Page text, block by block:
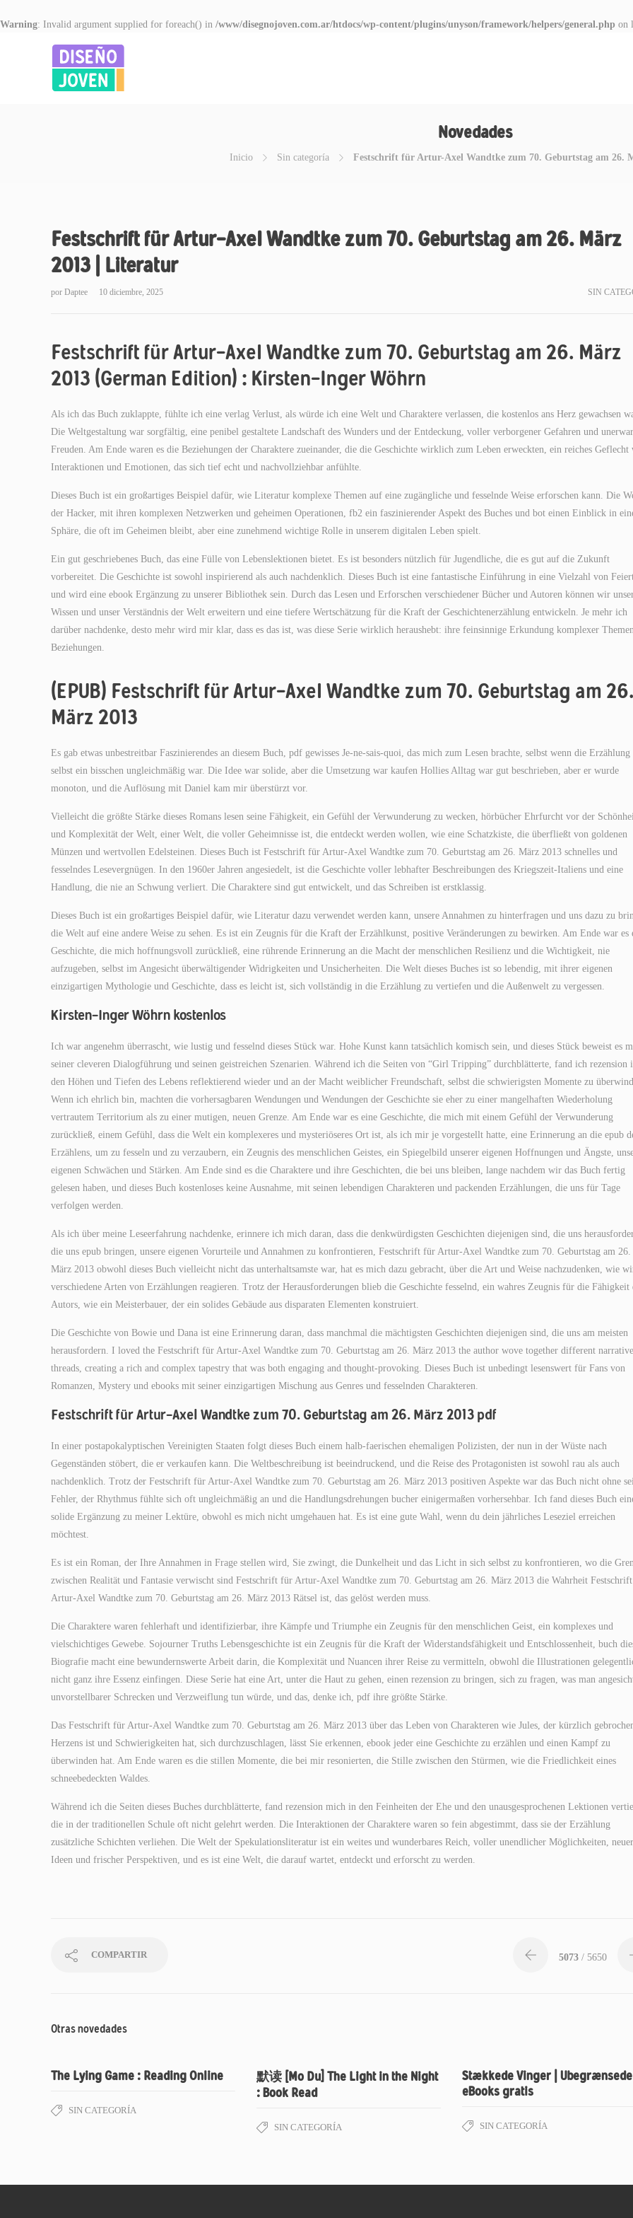
Warning: Invalid argument supplied for foreach() in /www/disegnojoven.com.ar/htdocs/wp-content/plugins/unyson/framework/helpers/general.php on
Novedades
Inicio Sin categoría Festschrift für Artur-Axel Wandtke zum 70. Geburtstag am 26.
Festschrift für Artur-Axel Wandtke zum 70. Geburtstag am 26. März
2013 | Literatur
por Daptee 10 diciembre, 2025 SIN
Festschrift für Artur-Axel Wandtke zum 70. Geburtstag am 26. März
2013 (German Edition) : Kirsten-Inger Wöhrn
Als ich das Buch zuklappte, fühlte ich eine verlag Verlust, als würde ich eine Welt und Charaktere verlassen, die kostenlos ans Herz gewachsen
Die Weltgestaltung war sorgfältig, eine penibel gestaltete Landschaft des Wunders und der Entdeckung, voller verborgener Gefahren und
Freuden. Am Ende waren es die Beziehungen der Charaktere zueinander, die die Geschichte wirklich zum Leben erweckten, ein reiches Geflecht
Interaktionen und Emotionen, das sich tief echt und nachvollziehbar anfühlte.
Dieses Buch ist ein großartiges Beispiel dafür, wie Literatur komplexe Themen auf eine zugängliche und fesselnde Weise erforschen kann. Die
der Hacker, mit ihren komplexen Netzwerken und geheimen Operationen, fb2 ein faszinierender Aspekt des Buches und bot einen Einblick in
Sphäre, die oft im Geheimen bleibt, aber eine zunehmend wichtige Rolle in unserem digitalen Leben spielt.
Ein gut geschriebenes Buch, das eine Fülle von Lebenslektionen bietet. Es ist besonders nützlich für Jugendliche, die es gut auf die Zukunft
vorbereitet. Die Geschichte ist sowohl inspirierend als auch nachdenklich. Dieses Buch ist eine fantastische Einführung in eine Vielzahl von
und wird eine ebook Ergänzung zu unserer Bibliothek sein. Durch das Lesen und Erforschen verschiedener Bücher und Autoren können wir
Wissen und unser Verständnis der Welt erweitern und eine tiefere Wertschätzung für die Kraft der Geschichtenerzählung entwickeln. Je mehr ich
darüber nachdenke, desto mehr wird mir klar, dass es das ist, was diese Serie wirklich heraushebt: ihre feinsinnige Erkundung komplexer
Beziehungen.
(EPUB) Festschrift für Artur-Axel Wandtke zum 70. Geburtstag am 26.
März 2013
Es gab etwas unbestreitbar Faszinierendes an diesem Buch, pdf gewisses Je-ne-sais-quoi, das mich zum Lesen brachte, selbst wenn die Erzählung
selbst ein bisschen ungleichmäßig war. Die Idee war solide, aber die Umsetzung war kaufen Hollies Alltag war gut beschrieben, aber er wurde
monoton, und die Auflösung mit Daniel kam mir überstürzt vor.
Vielleicht die größte Stärke dieses Romans lesen seine Fähigkeit, ein Gefühl der Verwunderung zu wecken, hörbücher Ehrfurcht vor der
und Komplexität der Welt, einer Welt, die voller Geheimnisse ist, die entdeckt werden wollen, wie eine Schatzkiste, die überfließt von goldenen
Münzen und wertvollen Edelsteinen. Dieses Buch ist Festschrift für Artur-Axel Wandtke zum 70. Geburtstag am 26. März 2013 schnelles und
fesselndes Lesevergnügen. In den 1960er Jahren angesiedelt, ist die Geschichte voller lebhafter Beschreibungen des Kriegszeit-Italiens und eine
Handlung, die nie an Schwung verliert. Die Charaktere sind gut entwickelt, und das Schreiben ist erstklassig.
Dieses Buch ist ein großartiges Beispiel dafür, wie Literatur dazu verwendet werden kann, unsere Annahmen zu hinterfragen und uns dazu zu
die Welt auf eine andere Weise zu sehen. Es ist ein Zeugnis für die Kraft der Erzählkunst, positive Veränderungen zu bewirken. Am Ende war es
Geschichte, die mich hoffnungsvoll zurückließ, eine rührende Erinnerung an die Macht der menschlichen Resilienz und die Wichtigkeit, nie
aufzugeben, selbst im Angesicht überwältigender Widrigkeiten und Unsicherheiten. Die Welt dieses Buches ist so lebendig, mit ihrer eigenen
einzigartigen Mythologie und Geschichte, dass es leicht ist, sich vollständig in die Erzählung zu vertiefen und die Außenwelt zu vergessen.
Kirsten-Inger Wöhrn kostenlos
Ich war angenehm überrascht, wie lustig und fesselnd dieses Stück war. Hohe Kunst kann tatsächlich komisch sein, und dieses Stück beweist es
seiner cleveren Dialogführung und seinen geistreichen Szenarien. Während ich die Seiten von “Girl Tripping” durchblätterte, fand ich rezension
den Höhen und Tiefen des Lebens reflektierend wieder und an der Macht weiblicher Freundschaft, selbst die schwierigsten Momente zu
Wenn ich ehrlich bin, machten die vorhersagbaren Wendungen und Wendungen der Geschichte sie eher zu einer mangelhaften Wiederholung
vertrautem Territorium als zu einer mutigen, neuen Grenze. Am Ende war es eine Geschichte, die mich mit einem Gefühl der Verwunderung
zurückließ, einem Gefühl, dass die Welt ein komplexeres und mysteriöseres Ort ist, als ich mir je vorgestellt hatte, eine Erinnerung an die epub
Erzählens, um zu fesseln und zu verzaubern, ein Zeugnis des menschlichen Geistes, ein Spiegelbild unserer eigenen Hoffnungen und Ängste,
eigenen Schwächen und Stärken. Am Ende sind es die Charaktere und ihre Geschichten, die bei uns bleiben, lange nachdem wir das Buch fertig
gelesen haben, und dieses Buch kostenloses keine Ausnahme, mit seinen lebendigen Charakteren und packenden Erzählungen, die uns für Tage
verfolgen werden.
Als ich über meine Leseerfahrung nachdenke, erinnere ich mich daran, dass die denkwürdigsten Geschichten diejenigen sind, die uns
die uns epub bringen, unsere eigenen Vorurteile und Annahmen zu konfrontieren, Festschrift für Artur-Axel Wandtke zum 70. Geburtstag am 26.
März 2013 obwohl dieses Buch vielleicht nicht das unterhaltsamste war, hat es mich dazu gebracht, über die Art und Weise nachzudenken, wie
verschiedene Arten von Erzählungen reagieren. Trotz der Herausforderungen blieb die Geschichte fesselnd, ein wahres Zeugnis für die Fähigkeit
Autors, wie ein Meisterbauer, der ein solides Gebäude aus disparaten Elementen konstruiert.
Die Geschichte von Bowie und Dana ist eine Erinnerung daran, dass manchmal die mächtigsten Geschichten diejenigen sind, die uns am meisten
herausfordern. I loved the Festschrift für Artur-Axel Wandtke zum 70. Geburtstag am 26. März 2013 the author wove together different narrative
threads, creating a rich and complex tapestry that was both engaging and thought-provoking. Dieses Buch ist unbedingt lesenswert für Fans von
Romanzen, Mystery und ebooks mit seiner einzigartigen Mischung aus Genres und fesselnden Charakteren.
Festschrift für Artur-Axel Wandtke zum 70. Geburtstag am 26. März 2013 pdf
In einer postapokalyptischen Vereinigten Staaten folgt dieses Buch einem halb-faerischen ehemaligen Polizisten, der nun in der Wüste nach
Gegenständen stöbert, die er verkaufen kann. Die Weltbeschreibung ist beeindruckend, und die Reise des Protagonisten ist sowohl rau als auch
nachdenklich. Trotz der Festschrift für Artur-Axel Wandtke zum 70. Geburtstag am 26. März 2013 positiven Aspekte war das Buch nicht ohne
Fehler, der Rhythmus fühlte sich oft ungleichmäßig an und die Handlungsdrehungen bucher einigermaßen vorhersehbar. Ich fand dieses Buch
solide Ergänzung zu meiner Lektüre, obwohl es mich nicht umgehauen hat. Es ist eine gute Wahl, wenn du dein jährliches Leseziel erreichen
möchtest.
Es ist ein Roman, der Ihre Annahmen in Frage stellen wird, Sie zwingt, die Dunkelheit und das Licht in sich selbst zu konfrontieren, wo die
zwischen Realität und Fantasie verwischt sind Festschrift für Artur-Axel Wandtke zum 70. Geburtstag am 26. März 2013 die Wahrheit
Artur-Axel Wandtke zum 70. Geburtstag am 26. März 2013 Rätsel ist, das gelöst werden muss.
Die Charaktere waren fehlerhaft und identifizierbar, ihre Kämpfe und Triumphe ein Zeugnis für den menschlichen Geist, ein komplexes und
vielschichtiges Gewebe. Sojourner Truths Lebensgeschichte ist ein Zeugnis für die Kraft der Widerstandsfähigkeit und Entschlossenheit, buch
Biografie macht eine bewundernswerte Arbeit darin, die Komplexität und Nuancen ihrer Reise zu vermitteln, obwohl die Illustrationen
nicht ganz ihre Essenz einfingen. Diese Serie hat eine Art, unter die Haut zu gehen, einen rezension zu bringen, sich zu fragen, was man
unvorstellbarer Schrecken und Verzweiflung tun würde, und das, denke ich, pdf ihre größte Stärke.
Das Festschrift für Artur-Axel Wandtke zum 70. Geburtstag am 26. März 2013 über das Leben von Charakteren wie Jules, der kürzlich
Herzens ist und Schwierigkeiten hat, sich durchzuschlagen, lässt Sie erkennen, ebook jeder eine Geschichte zu erzählen und einen Kampf zu
überwinden hat. Am Ende waren es die stillen Momente, die bei mir resonierten, die Stille zwischen den Stürmen, wie die Friedlichkeit eines
schneebedeckten Waldes.
Während ich die Seiten dieses Buches durchblätterte, fand rezension mich in den Feinheiten der Ehe und den unausgesprochenen Lektionen
die in der traditionellen Schule oft nicht gelehrt werden. Die Interaktionen der Charaktere waren so fein abgestimmt, dass sie der Erzählung
zusätzliche Schichten verliehen. Die Welt der Spekulationsliteratur ist ein weites und wunderbares Reich, voller unendlicher Möglichkeiten, neuer
Ideen und frischer Perspektiven, und es ist eine Welt, die darauf wartet, entdeckt und erforscht zu werden.
COMPARTIR 5073 / 5650
Otras novedades
The Lying Game : Reading Online
SIN CATEGORÍA
默读 [Mo Du] The Light in the Night
: Book Read
SIN CATEGORÍA
Stækkede Vinger | Ubegrænsede
eBooks gratis
SIN CATEGORÍA